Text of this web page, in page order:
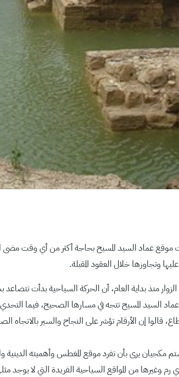
بات موقع عماد السيد المسيح بحاجة أكثر من أي وقت
وتجاوزها خلال العقود المقبلة.
منذ بداية العام، أن الحركة السياحية بدأت
السيد المسيح تتجه في مسارها الصحيح، فيما
قالوا إن الأرقام تؤشر على النجاح والسير
مكجيان يرى بأن تفرد موقع المغطس وأهميته الدينية
وغيرها من المواقع السياحية الفريدة التي لا يوجد